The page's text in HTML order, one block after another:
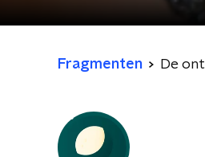
Fragmenten De